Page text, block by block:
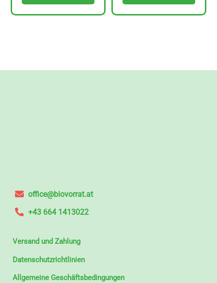
office@biovorrat.at
+43 664 1413022
Versand und Zahlung
Datenschutzrichtlinien
Allgemeine Geschäftsbedingungen